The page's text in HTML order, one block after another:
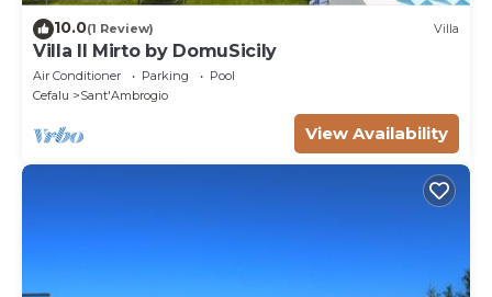
10.0(1 Review) Villa
Villa Il Mirto by DomuSicily
Air Conditioner Parking
Pool
Cefalu
Sant'Ambrogio
View Availability